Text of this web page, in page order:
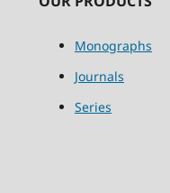
Monographs
Journals
Series